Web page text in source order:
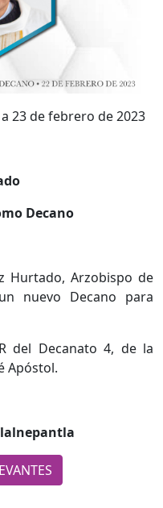
23 de febrero de 2023
Decano
Hurtado, Arzobispo de
nuevo Decano para
del Decanato 4, de la
Apóstol.